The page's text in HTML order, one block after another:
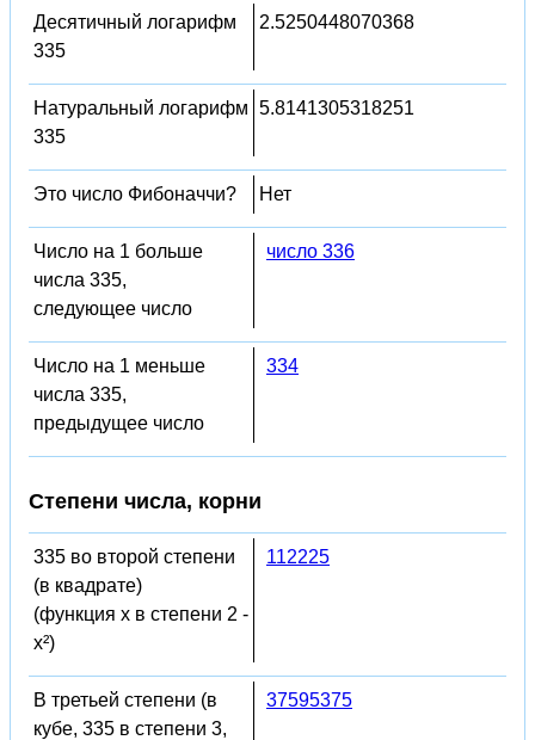
Десятичный логарифм
335
2.5250448070368
Натуральный логарифм
335
5.8141305318251
Это число Фибоначчи? Нет
Число на 1 больше
числа 335,
следующее число
число 336
Число на 1 меньше
числа 335,
предыдущее число
334
Степени числа, корни
335 во второй степени
(в квадрате)
(функция x в степени 2 -
x²)
112225
В третьей степени (в
кубе, 335 в степени 3,
37595375